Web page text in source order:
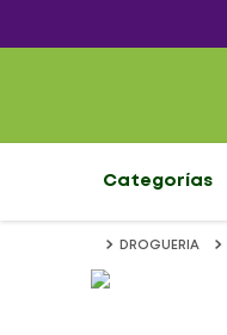
Categorías
DROGUERIA